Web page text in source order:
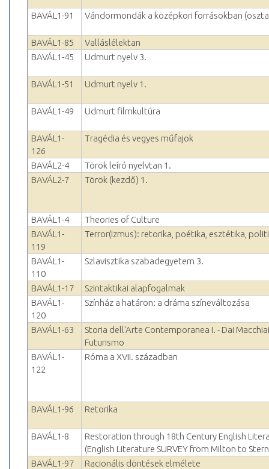
BAVÁL1-91 Vándormondák a középkori forrásokban
BAVÁL1-85
Valláslélektan
BAVÁL1-45
Udmurt nyelv 3.
BAVÁL1-51 Udmurt nyelv 1.
BAVÁL1-49 Udmurt filmkultúra
BAVÁL1-
126
Tragédia és vegyes műfajok
BAVÁL2-4
Török leíró nyelvtan 1.
BAVÁL2-7
Török (kezdő) 1.
BAVÁL1-4
Theories of Culture
BAVÁL1-
119
Terror(izmus): retorika, poétika, esztétika,
BAVÁL1-
110
Szlavisztika szabadegyetem 3.
BAVÁL1-17
Szintaktikai alapfogalmak
BAVÁL1-
120
Színház a határon: a dráma színeváltozása
BAVÁL1-63
Storia dell'Arte Contemporanea I. - Dai
Futurismo
BAVÁL1-
122
Róma a XVII. században
BAVÁL1-96 Retorika
BAVÁL1-8
Restoration through 18th Century English
(English Literature SURVEY from Milton to
BAVÁL1-97
Racionális döntések elmélete